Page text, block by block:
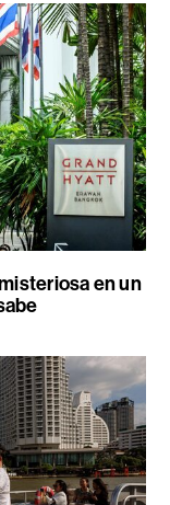
en un